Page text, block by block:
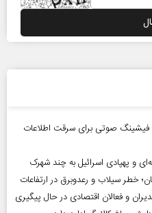
صوتی برای سرقت اطلاعات
و پهپادی اسرائیل به چند شهرک
و فعالان اقتصادی در حال پیگیری